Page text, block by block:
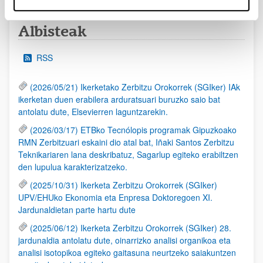
Albisteak
RSS
(2026/05/21) Ikerketako Zerbitzu Orokorrek (SGIker) IAk
ikerketan duen erabilera arduratsuari buruzko saio bat
antolatu dute, Elsevierren laguntzarekin.
(2026/03/17) ETBko Tecnólopis programak Gipuzkoako
RMN Zerbitzuari eskaini dio atal bat, Iñaki Santos Zerbitzu
Teknikariaren lana deskribatuz, Sagarlup egiteko erabiltzen
den lupulua karakterizatzeko.
(2025/10/31) Ikerketa Zerbitzu Orokorrek (SGIker)
UPV/EHUko Ekonomia eta Enpresa Doktoregoen XI.
Jardunaldietan parte hartu dute
(2025/06/12) Ikerketa Zerbitzu Orokorrek (SGIker) 28.
jardunaldia antolatu dute, oinarrizko analisi organikoa eta
analisi isotopikoa egiteko gaitasuna neurtzeko saiakuntzen